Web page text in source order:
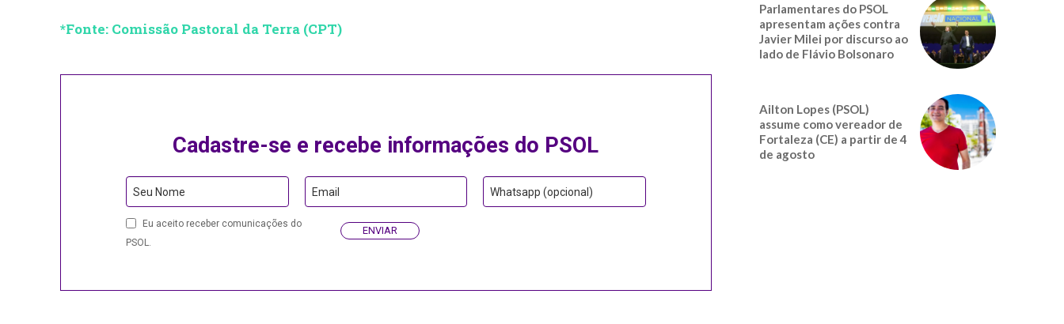
*Fonte: Comissão Pastoral da Terra (CPT)
Cadastre-se e recebe informações do PSOL
Your
Website
Seu Nome Email Whatsapp (opcional)
Eu aceito receber comunicações do
PSOL.
ENVIAR
Parlamentares do PSOL
apresentam ações contra
Javier Milei por discurso ao
lado de Flávio Bolsonaro
Ailton Lopes (PSOL)
assume como vereador de
Fortaleza (CE) a partir de 4
de agosto